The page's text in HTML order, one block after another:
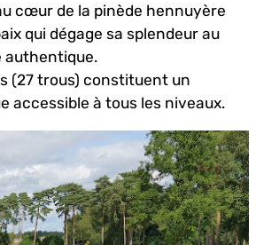
cœur de la pinède hennuyère
qui dégage sa splendeur au
authentique.
(27 trous) constituent un
accessible à tous les niveaux.